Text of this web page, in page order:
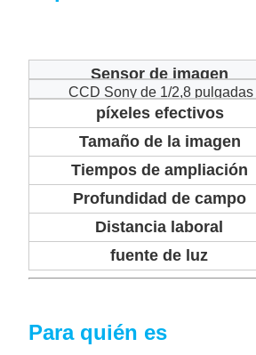
Sensor de imagen
CCD Sony de 1/2,8 pulgadas
píxeles efectivos
Tamaño de la imagen
Tiempos de ampliación
Profundidad de campo
Distancia laboral
fuente de luz
Para quién es